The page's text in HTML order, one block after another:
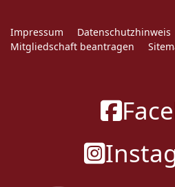
Impressum
Datenschutzhinweis
Mitgliedschaft beantragen